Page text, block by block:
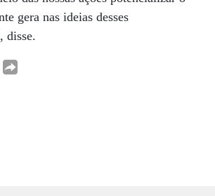
gera nas ideias desses
disse.